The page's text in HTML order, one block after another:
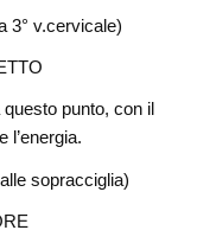
3° v.cervicale)
punto, con il
l’energia.
sopracciglia)